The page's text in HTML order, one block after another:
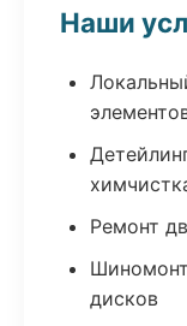
Наши
Ремонт
дисков